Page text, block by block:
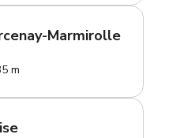
Marmirolle
m